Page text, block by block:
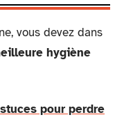
vous devez dans
hygiène
pour perdre